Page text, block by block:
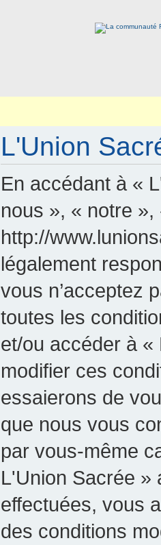
L'Union
En accédant à «
nous », « notre
http://
légalement
vous n’acceptez
toutes les
et/ou accéder à
modifier ces
essaierons de
que nous vous
par vous-même
L'Union Sacrée »
effectuées, vous
des conditions